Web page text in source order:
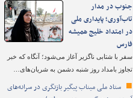
جنوب در مدار
تاب‌آوری؛ پایداری ملی
در امتداد خلیج همیشه
فارس
سفر با شتابی ناگزیر آغاز می‌شود؛ آنگاه که خبر
تجاوز بامداد روز شنبه دشمن به شریان‌های…
ستاد ملی میناب پیگیر بازنگری در سرانه‌های